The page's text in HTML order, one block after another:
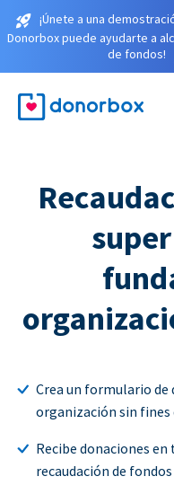
¡Únete a una
Donorbox puede ayudarte a
de fondos!
Crea un formulario
organización sin fines
Recibe donaciones en
recaudación de